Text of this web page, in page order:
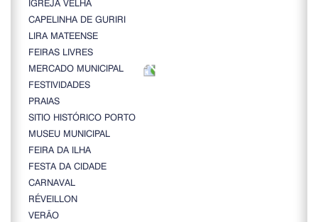
IGREJA VELHA
CAPELINHA DE GURIRI
LIRA MATEENSE
FEIRAS LIVRES
MERCADO MUNICIPAL
FESTIVIDADES
PRAIAS
SITIO HISTÓRICO PORTO
MUSEU MUNICIPAL
FEIRA DA ILHA
FESTA DA CIDADE
CARNAVAL
RÉVEILLON
VERÃO